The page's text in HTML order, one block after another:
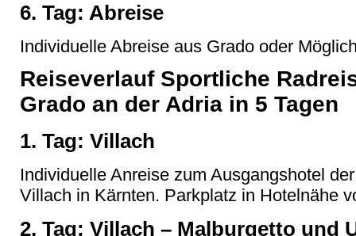
6. Tag: Abreise
Individuelle Abreise aus Grado oder
Reiseverlauf Sportliche
Grado an der Adria in 5 Tagen
1. Tag: Villach
Individuelle Anreise zum Ausgangshotel
Villach in Kärnten. Parkplatz in Hotelnähe
2. Tag: Villach – Malburgetto und